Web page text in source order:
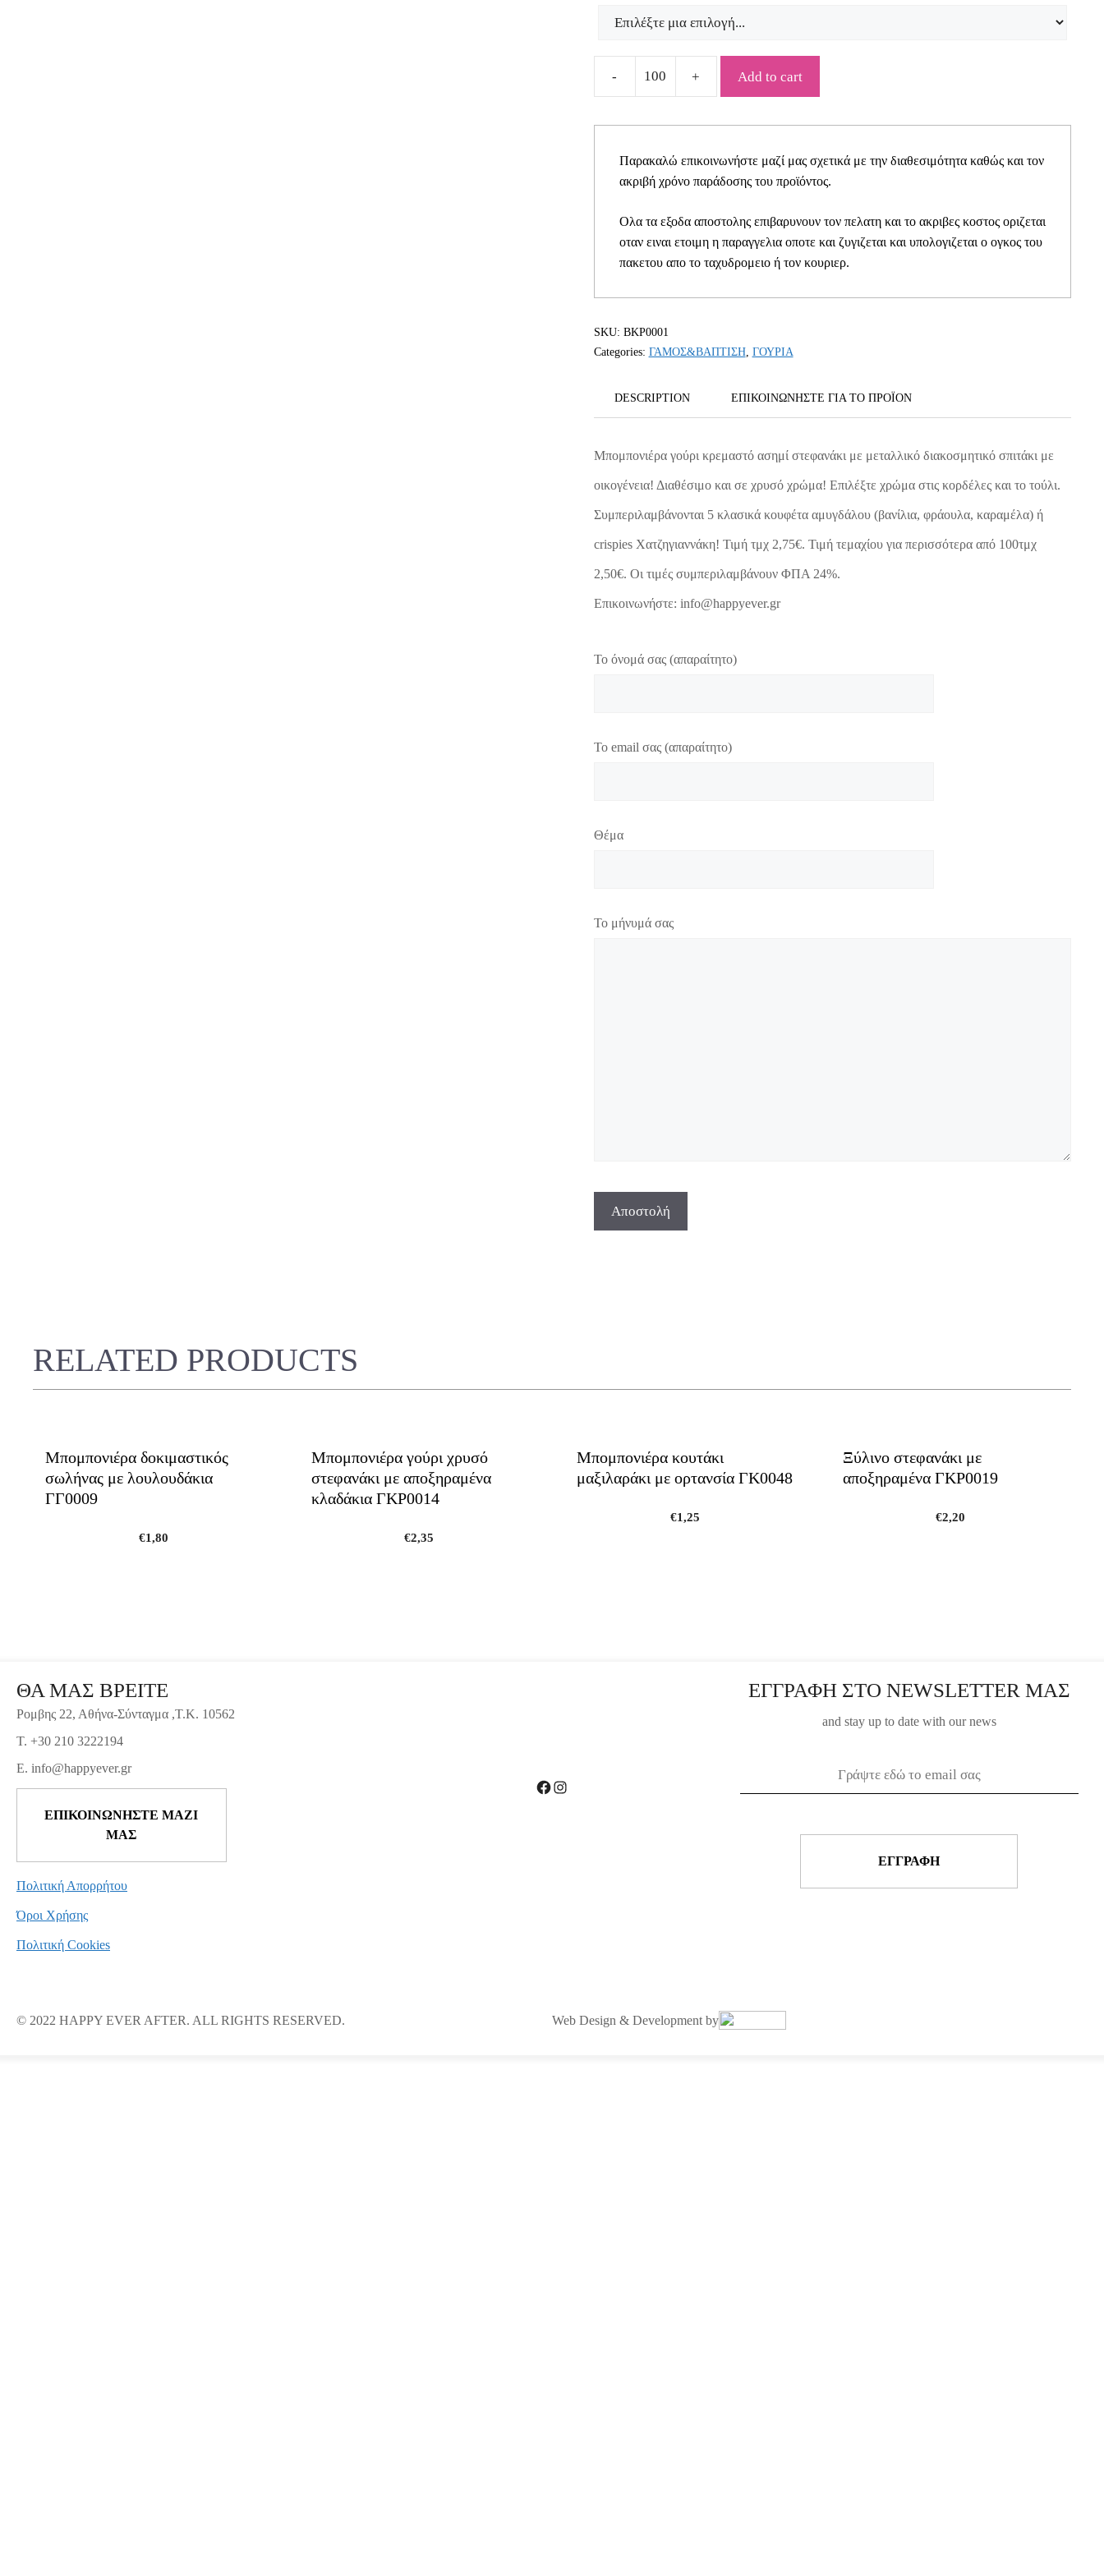
Μπομπονιέρα
κρεμαστό
ΒΚΡ0001
quantity
Add to cart
Παρακαλώ επικοινωνήστε μαζί μας σχετικά με την διαθεσιμότητα καθώς και τον
ακριβή χρόνο παράδοσης του προϊόντος.
Ολα τα εξοδα αποστολης επιβαρυνουν τον πελατη και το ακριβες κοστος οριζεται
οταν ειναι ετοιμη η παραγγελια οποτε και ζυγιζεται και υπολογιζεται ο ογκος του
πακετου απο το ταχυδρομειο ή τον κουριερ.
SKU: ΒΚΡ0001
Categories: ΓΑΜΟΣ&ΒΑΠΤΙΣΗ, ΓΟΥΡΙΑ
DESCRIPTION ΕΠΙΚΟΙΝΩΝΗΣΤΕ ΓΙΑ ΤΟ ΠΡΟΪOΝ
Μπομπονιέρα γούρι κρεμαστό ασημί στεφανάκι με μεταλλικό διακοσμητικό σπιτάκι με
οικογένεια! Διαθέσιμο και σε χρυσό χρώμα! Επιλέξτε χρώμα στις κορδέλες και το τούλι.
Συμπεριλαμβάνονται 5 κλασικά κουφέτα αμυγδάλου (βανίλια, φράουλα, καραμέλα) ή
crispies Χατζηγιαννάκη! Τιμή τμχ 2,75€. Τιμή τεμαχίου για περισσότερα από 100τμχ
2,50€. Οι τιμές συμπεριλαμβάνουν ΦΠΑ 24%.
Επικοινωνήστε: info@happyever.gr
Το όνομά σας (απαραίτητο)
Το email σας (απαραίτητο)
Θέμα
Το μήνυμά σας
RELATED PRODUCTS
Μπομπονιέρα δοκιμαστικός
σωλήνας με λουλουδάκια
ΓΓ0009
€1,80
Μπομπονιέρα γούρι χρυσό
στεφανάκι με αποξηραμένα
κλαδάκια ΓΚΡ0014
€2,35
Μπομπονιέρα κουτάκι
μαξιλαράκι με ορτανσία ΓΚ0048
€1,25
Ξύλινο στεφανάκι με
αποξηραμένα ΓΚΡ0019
€2,20
ΘΑ ΜΑΣ ΒΡΕΙΤΕ
Ρομβης 22, Αθήνα-Σύνταγμα ,Τ.Κ. 10562
T. +30 210 3222194
E. info@happyever.gr
ΕΠΙΚΟΙΝΩΝΗΣΤΕ ΜΑΖΙ
ΜΑΣ
Πολιτική Απορρήτου
Όροι Χρήσης
Πολιτική Cookies
Facebook
Instagram
ΕΓΓΡΑΦΗ ΣΤΟ NEWSLETTER ΜΑΣ
and stay up to date with our news
© 2022 HAPPY EVER AFTER. ALL RIGHTS RESERVED. Web Design & Development by